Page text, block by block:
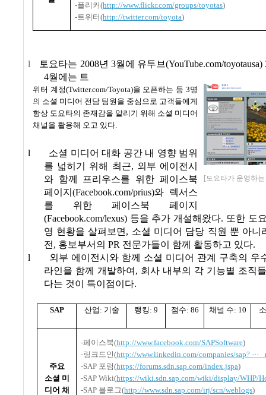
-플리커(http://www.flickr.com/groups/toyotas)
-트위터(http://twitter.com/toyota)
l 토요타는 2008년 3월에 유투브(YouTube.com/toyotausa)
4월에는 트
[도요타가 운영하
위터 계정(Twitter.com/Toyota)을 오픈하는 등 3명
의 소셜 미디어 전담 팀원을 중심으로 고객들에게
항상 도요타의 존재감을 알리기 위해 소셜 미디어
채널을 활용해 오고 있다.
l
소셜 미디어 대화 공간 내 영향 범위
를 넓히기 위해 최근, 외부 에이전시
와 함께 프리우스를 위한 페이스북
페이지 (Facebook.com/prius)와 렉서스
를 위한 페이스북 페이지
(Facebook.com/lexus) 등을 추가 개설해왔다. 또한 도
영 현황을 살펴보면, 소셜 미디어 담당 직원 뿐 아니
전, 홍보부서의 PR 전문가들이 함께 활동하고 있다.
l
외부 에이전시와 함께 소셜 미디어 관계 구축의 우
라인을 함께 개발하여 , 회사 내부의 각 기능별 조직
다는 것이 특이점이다.
SAP 산업 : 기술 랭킹 : 9 점수: 86 채널 수: 10
주요
소셜 미
디어 채
-페이스북(http://www.facebook.com/SAPSoftware)
-링크드인(http://www.linkedin.com/companies/sap? ···
-SAP 포럼(https://forums.sdn.sap.com/index.jspa)
-SAP Wiki(https://wiki.sdn.sap.com/wiki/display/WHP/
-SAP 블로그(http://www.sdn.sap.com/irj/scn/weblogs)